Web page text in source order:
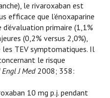
le rivaroxaban est
efficace que l’énoxaparine
primaire (1,1%
(0,2% versus 2,0%),
les TEV symptomatiques. Il
le risque
Engl J Med2008; 358:
10 mg p.j. pendant